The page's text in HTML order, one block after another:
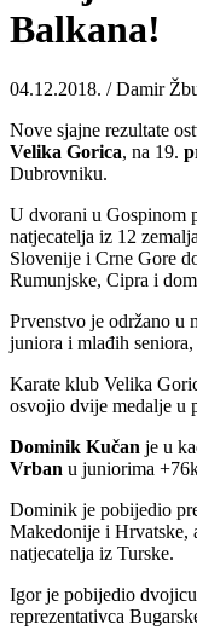
Balkana!
04.12.2018. / Damir
Nove sjajne rezultate
Velika Gorica, na 19.
Dubrovniku.
U dvorani u Gospinom
natjecatelja iz 12
Slovenije i Crne Gore
Rumunjske, Cipra i
Prvenstvo je održano u
juniora i mlađih
Karate klub Velika
osvojio dvije medalje u
Dominik Kučan je u
Vrban u juniorima
Dominik je pobijedio
Makedonije i Hrvatske,
natjecatelja iz Turske.
Igor je pobijedio
reprezentativca